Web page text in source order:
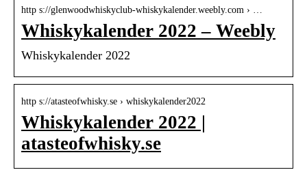
http s://glenwoodwhiskyclub-whiskykalender.weebly.com › …
Whiskykalender 2022 – Weebly
Whiskykalender 2022
http s://atasteofwhisky.se › whiskykalender2022
Whiskykalender 2022 |
atasteofwhisky.se